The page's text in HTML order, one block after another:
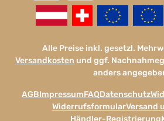
Alle Preise inkl. gesetzl.
Versandkosten und ggf.
anders
AGBImpressumFAQDatenschutz
WiderrufsformularVersand
Händler-Registrierung